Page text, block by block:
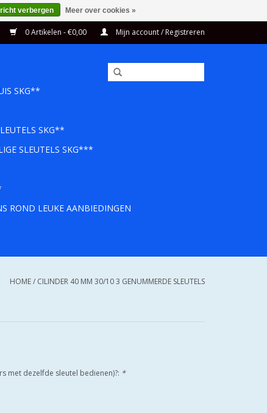
0 Artikelen - €0,00 Mijn account / Registreren
SKG**
SKG**
SLEUTELS SKG***
ROND LEUKE AANBIEDINGEN
HOME/ CILINDER 40 MM 30/10 3 GENUMMERDE SLEUTELS
met dezelfde sleutel bedienen)?: *
verbergen Meer over cookies »